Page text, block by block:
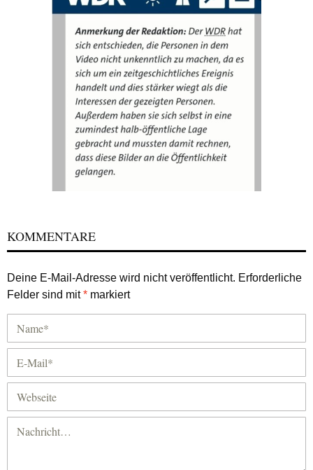
KOMMENTARE
Deine E-Mail-Adresse wird nicht veröffentlicht. Erforderliche
Felder sind mit* markiert